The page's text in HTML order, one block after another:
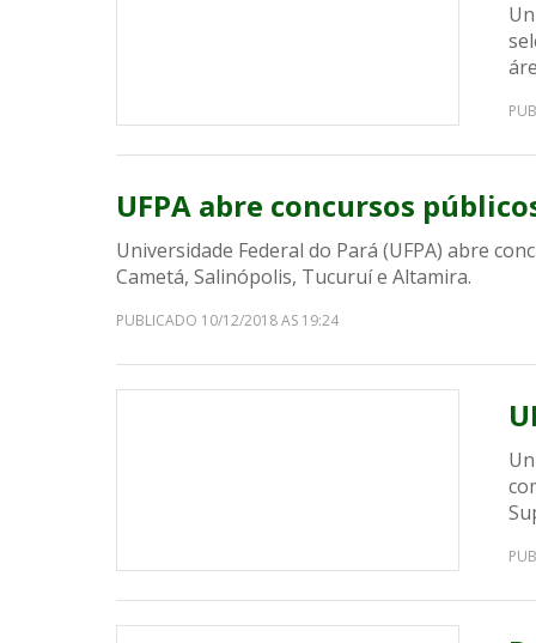
UFPA abre concursos
Universidade Federal do Pará (UFPA) abre
Cametá, Salinópolis, Tucuruí e Altamira.
PUBLICADO 10/12/2018 AS 19:24